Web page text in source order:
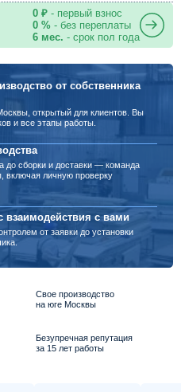
0 ₽- первый взнос
0 %- без переплаты
6 мес. - срок пол года
от собственника
открытый для клиентов. Вы
и все этапы работы.
до сборки и доставки — команда
включая личную проверку
взаимодействия с вами
от заявки до установки
Свое производство
на юге Москвы
Безупречная репутация
за 15 лет работы